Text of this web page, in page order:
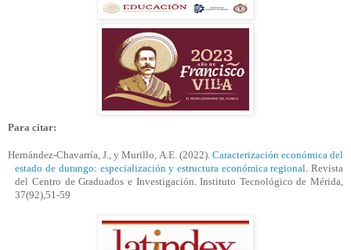
Para citar:
Hernández-Chavarría, J., y Murillo, A.E. (2022). Caracterización económica del
estado de durango: especialización y estructura económica regional. Revista
del Centro de Graduados e Investigación. Instituto Tecnológico de Mérida,
37(92),51-59